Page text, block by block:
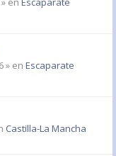
» en Escaparate
Castilla-La Mancha